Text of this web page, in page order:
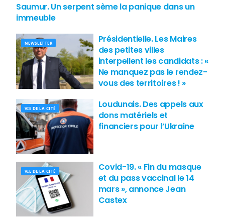
VIE DE LA CITÉ
Saumur. Un serpent sème la panique dans un
immeuble
NEWSLETTER
Présidentielle. Les Maires
des petites villes
interpellent les candidats : «
Ne manquez pas le rendez-
vous des territoires ! »
VIE DE LA CITÉ
Loudunais. Des appels aux
dons matériels et
financiers pour l’Ukraine
VIE DE LA CITÉ
Covid-19. « Fin du masque
et du pass vaccinal le 14
mars », annonce Jean
Castex